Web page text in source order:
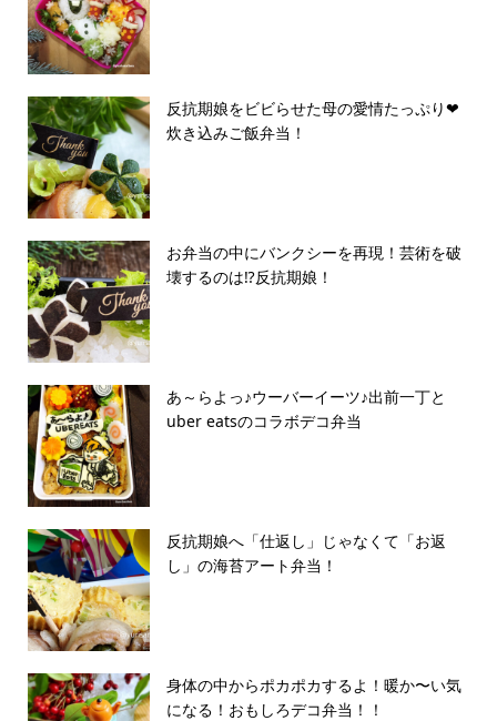
反抗期娘をビビらせた母の愛情たっぷり❤︎
炊き込みご飯弁当！
お弁当の中にバンクシーを再現！芸術を破
壊するのは⁉︎反抗期娘！
あ～らよっ♪ウーバーイーツ♪出前一丁と
uber eatsのコラボデコ弁当
反抗期娘へ「仕返し」じゃなくて「お返
し」の海苔アート弁当！
身体の中からポカポカするよ！暖か〜い気
になる！おもしろデコ弁当！！